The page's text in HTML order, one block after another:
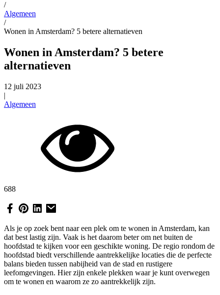
/
Algemeen
/
Wonen in Amsterdam? 5 betere alternatieven
Wonen in Amsterdam? 5 betere
alternatieven
12 juli 2023
|
Algemeen
688
Als je op zoek bent naar een plek om te wonen in Amsterdam, kan
dat best lastig zijn. Vaak is het daarom beter om net buiten de
hoofdstad te kijken voor een geschikte woning. De regio rondom de
hoofdstad biedt verschillende aantrekkelijke locaties die de perfecte
balans bieden tussen nabijheid van de stad en rustigere
leefomgevingen. Hier zijn enkele plekken waar je kunt overwegen
om te wonen en waarom ze zo aantrekkelijk zijn.